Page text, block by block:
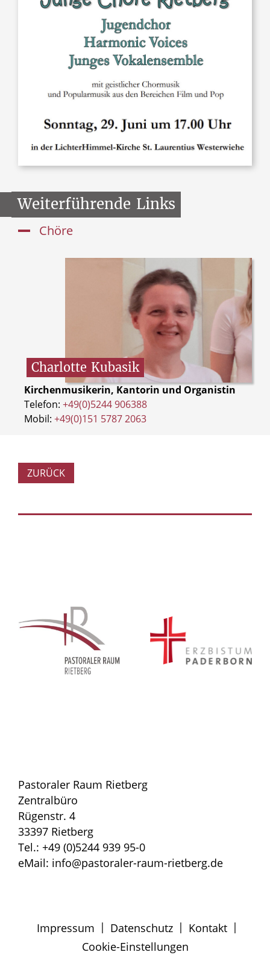
Weiterführende Links
Chöre
Charlotte Kubasik
Kirchenmusikerin, Kantorin und Organistin
Telefon: +49(0)5244 906388
Mobil: +49(0)151 5787 2063
ZURÜCK
Pastoraler Raum Rietberg
Zentralbüro
Rügenstr. 4
33397 Rietberg
Tel.: +49 (0)5244 939 95-0
eMail: info@pastoraler-raum-rietberg.de
Impressum | Datenschutz | Kontakt |
Cookie-Einstellungen